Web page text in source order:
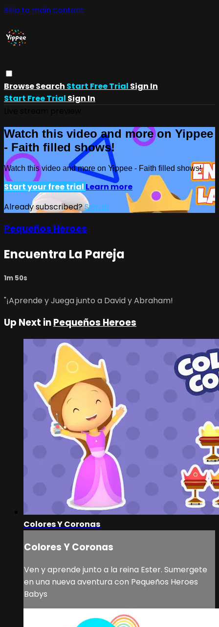
Skip to main content
BrowseSearch Start Free Trial Sign In
Start Free Trial Sign In
Watch this video and more on Yippee
- Faith filled shows!
Watch this video and more on Yippee - Faith filled shows!
Start your free trial Learn more
Already subscribed?Sign in
Pequeños Heroes
Encuentra La Pareja
1m 50s
"¡Aprende y Juega junto a David y Abraham!
Up Next inPequeños Heroes
Colores Y Coronas
Colores Y Coronas
Ven y aprende junto a la reina Ester. Sumergete
en una nueva aventura con Pequeños Heroes
Babys